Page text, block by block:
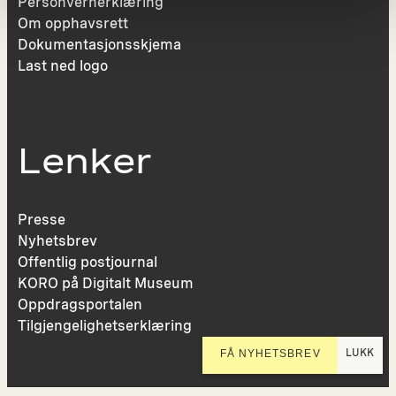
Om opphavsrett
Dokumentasjonsskjema
Last ned logo
Lenker
Presse
Nyhetsbrev
Offentlig postjournal
KORO på Digitalt Museum
Oppdragsportalen
Tilgjengelighetserklæring
FÅ NYHETSBREV LUKK